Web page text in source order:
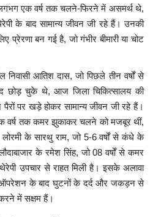
एक वर्ष तक चलने-फिरने में असमर्थ थे,
के बाद सामान्य जीवन जी रहे हैं। उनकी
बन गई है, जो गंभीर बीमारी या चोट
आतिश दास, जो पिछले तीन वर्षों से
छोड़ चुके थे, आज जिला चिकित्सालय की
पर खड़े होकर सामान्य जीवन जी रहे हैं।
वर्ष तक कमर झुकाकर चलने को मजबूर थीं,
के सारथु राम, जो 5-6 वर्षों से कंधे के
के रमेश सिंह, जो 08 वर्षों से कमर
उपचार से राहत मिली है। इसके अलावा
ऑपरेशन के बाद घुटनों के दर्द और जकड़न से
करने में सक्षम हैं।